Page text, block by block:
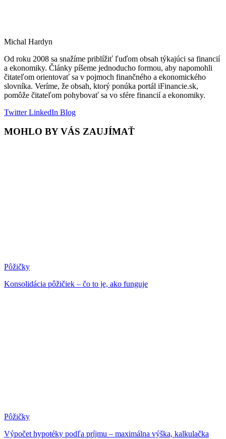
Michal Hardyn
Od roku 2008 sa snažíme priblížiť ľuďom obsah týkajúci sa financií
a ekonomiky. Články píšeme jednoducho formou, aby napomohli
čitateľom orientovať sa v pojmoch finančného a ekonomického
slovníka. Veríme, že obsah, ktorý ponúka portál iFinancie.sk,
pomôže čitateľom pohybovať sa vo sfére financií a ekonomiky.
TwitterLinkedIn Blog
MOHLO BY VÁS ZAUJÍMAŤ
Pôžičky
Konsolidácia pôžičiek – čo to je, ako funguje
Pôžičky
Výpočet hypotéky podľa príjmu – maximálna výška, kalkulačka